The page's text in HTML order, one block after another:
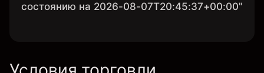
состоянию на 2026-08-07T20:45:37+00:00"